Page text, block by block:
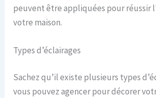
peuvent être appliquées pour réussir
votre maison.
Types d’éclairages
Sachez qu’il existe plusieurs types
vous pouvez agencer pour décorer